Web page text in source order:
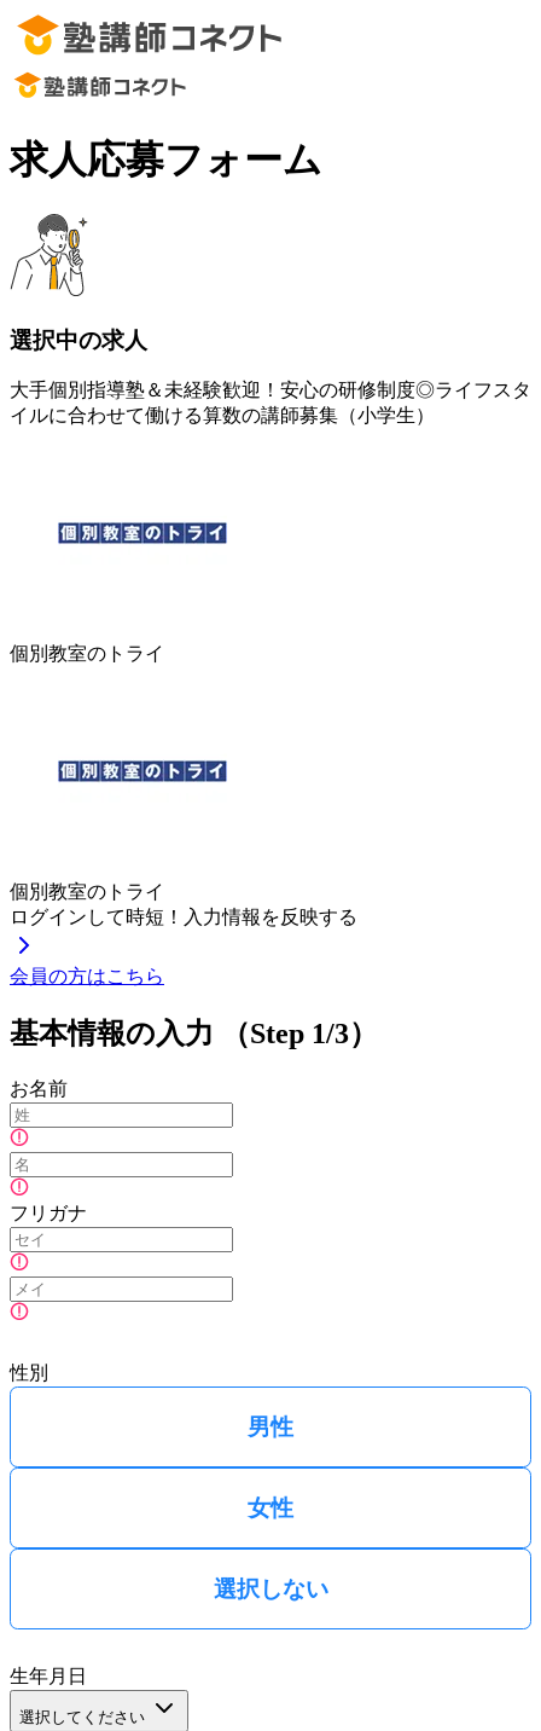
求人応募フォーム
選択中の求人
大手個別指導塾＆未経験歓迎！安心の研修制度◎ライフスタ
イルに合わせて働ける算数の講師募集（小学生）
個別教室のトライ
個別教室のトライ
ログインして時短！入力情報を反映する
会員の方はこちら
基本情報の入力 （Step 1/3）
お名前
フリガナ
性別
男性
女性
選択しない
生年月日
選択してください